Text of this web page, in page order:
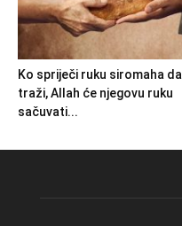
Ko spriječi ruku siromaha da
traži, Allah će njegovu ruku
sačuvati...